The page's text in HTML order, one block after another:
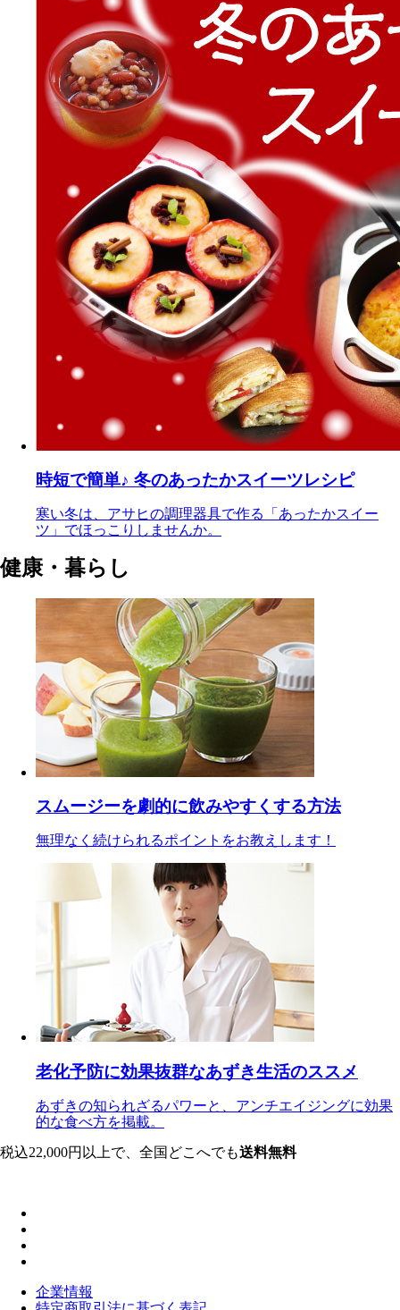
時短で簡単♪ 冬のあったかスイーツレシピ
寒い冬は、アサヒの調理器具で作る「あったかスイー
ツ」でほっこりしませんか。
健康・暮らし
スムージーを劇的に飲みやすくする方法
無理なく続けられるポイントをお教えします！
老化予防に効果抜群なあずき生活のススメ
あずきの知られざるパワーと、アンチエイジングに効果
的な食べ方を掲載。
税込22,000円以上で、全国どこへでも送料無料
企業情報